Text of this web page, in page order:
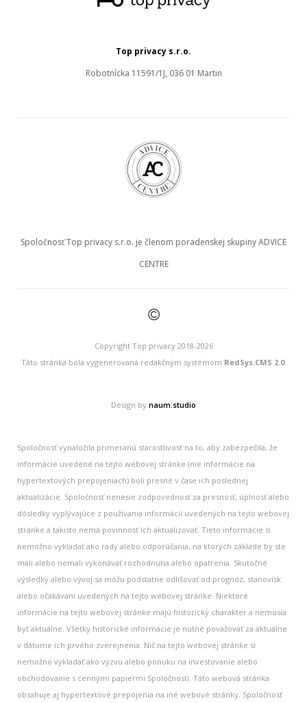
Top privacy s.r.o.
Robotnícka 11591/1J, 036 01 Martin
Spoločnosť Top privacy s.r.o. je členom poradenskej skupiny ADVICE
CENTRE
©
Copyright Top privacy 2018-2026
Táto stránka bola vygenerovaná redakčným systémom RedSys.CMS 2.0.
Design by naum.studio
Spoločnosť vynaložila primeranú starostlivosť na to, aby zabezpečila, že
informácie uvedené na tejto webovej stránke (nie informácie na
hypertextových prepojeniach) boli presné v čase ich poslednej
aktualizácie. Spoločnosť nenesie zodpovednosť za presnosť, úplnosť alebo
dôsledky vyplývajúce z používania informácií uvedených na tejto webovej
stránke a takisto nemá povinnosť ich aktualizovať. Tieto informácie si
nemožno vykladať ako rady alebo odporúčania, na ktorých základe by ste
mali alebo nemali vykonávať rozhodnutia alebo opatrenia. Skutočné
výsledky alebo vývoj sa môžu podstatne odlišovať od prognóz, stanovísk
alebo očakávaní uvedených na tejto webovej stránke. Niektoré
informácie na tejto webovej stránke majú historický charakter a nemusia
byť aktuálne. Všetky historické informácie je nutné považovať za aktuálne
v dátume ich prvého zverejnenia. Nič na tejto webovej stránke si
nemožno vykladať ako výzvu alebo ponuku na investovanie alebo
obchodovanie s cennými papiermi Spoločnosti. Táto webová stránka
obsahuje aj hypertextové prepojenia na iné webové stránky. Spoločnosť